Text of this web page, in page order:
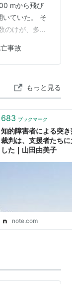
mから飛び
いていた。 そ
のけが、多発
、警察が原
ぜベテランが
遊水地で何が
飛んだ人が着
事故
もっと見る
683 ブックマーク
知的障害者による突
裁判は、支援者たち
した｜山田由美子
note.com